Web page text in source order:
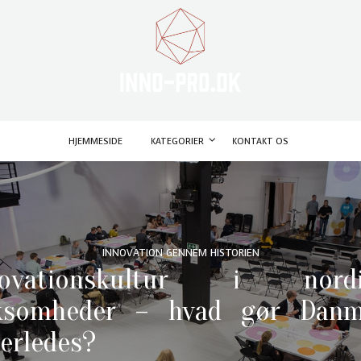
HJEMMESIDE KATEGORIER KONTAKT OS
INNOVATION GENNEM HISTORIEN
i
– hvad gør